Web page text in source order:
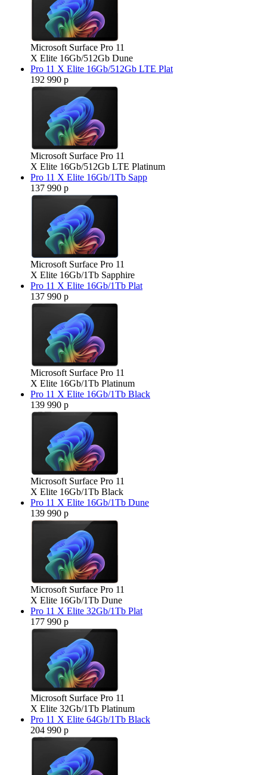
Microsoft Surface Pro 11
X Elite 16Gb/512Gb Dune
Pro 11 X Elite 16Gb/512Gb LTE Plat
192 990 р
Microsoft Surface Pro 11
X Elite 16Gb/512Gb LTE Platinum
Pro 11 X Elite 16Gb/1Tb Sapp
137 990 р
Microsoft Surface Pro 11
X Elite 16Gb/1Tb Sapphire
Pro 11 X Elite 16Gb/1Tb Plat
137 990 р
Microsoft Surface Pro 11
X Elite 16Gb/1Tb Platinum
Pro 11 X Elite 16Gb/1Tb Black
139 990 р
Microsoft Surface Pro 11
X Elite 16Gb/1Tb Black
Pro 11 X Elite 16Gb/1Tb Dune
139 990 р
Microsoft Surface Pro 11
X Elite 16Gb/1Tb Dune
Pro 11 X Elite 32Gb/1Tb Plat
177 990 р
Microsoft Surface Pro 11
X Elite 32Gb/1Tb Platinum
Pro 11 X Elite 64Gb/1Tb Black
204 990 р